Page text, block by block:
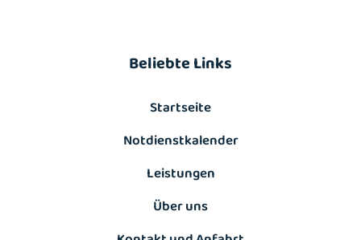
Beliebte Links
Startseite
Notdienstkalender
Leistungen
Über uns